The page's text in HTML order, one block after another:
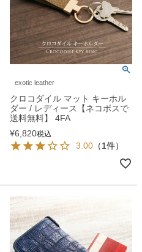
exotic leather
クロコダイル マット キーホル
ダー / レディース【ネコポスで
送料無料】 4FA
¥6,820税込
3.00 （1件）